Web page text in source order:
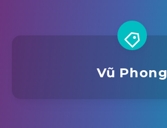
Vũ Phong